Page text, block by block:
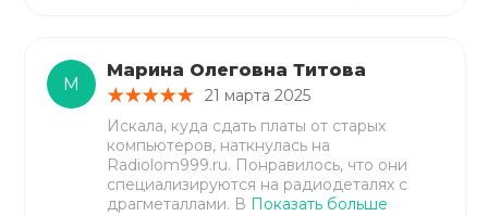
М
Марина Олеговна Титова
21 марта 2025
Искала, куда сдать платы от старых
компьютеров, наткнулась на
Radiolom999.ru. Понравилось, что они
специализируются на радиодеталях с
драгметаллами. В Показать больше